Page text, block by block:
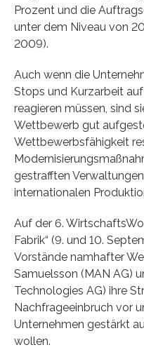
Prozent und die
unter dem Niveau von
2009).
Auch wenn die
Stops und Kurzarbeit
reagieren müssen, sind
Wettbewerb gut
Wettbewerbsfähigkeit
gestrafften
internationalen
Auf der 6.
Fabrik“ (9. und 10.
Vorstände namhafter
Samuelsson (MAN AG)
Technologies AG) ihre
Nachfrageeinbruch vor
Unternehmen gestärkt
wollen.